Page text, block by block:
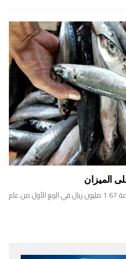
الميزان
صناعة الأسماك العمانية في أزمة. وخسرت الصناعة 1.67 مليون ريال في الربع الأول من عام